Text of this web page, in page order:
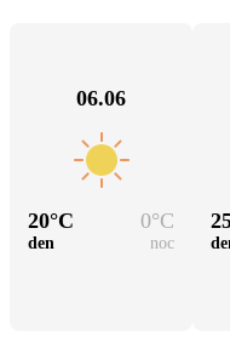
06.06
20°C 0°C
den noc